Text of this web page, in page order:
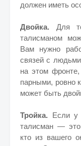
должен иметь
Двойка. Для
талисманом
Вам нужно
связей с
на этом
парными, ровно
может быть
Тройка. Если у
талисман — это
кто из вашего